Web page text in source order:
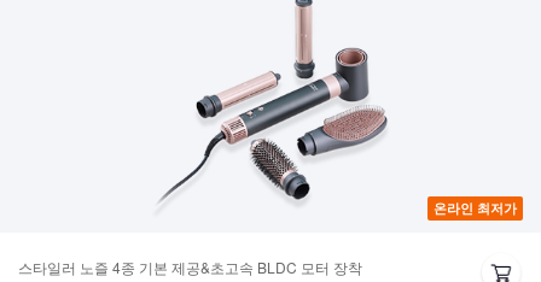
온라인 최저가
스타일러 노즐 4종 기본 제공&초고속 BLDC 모터 장착